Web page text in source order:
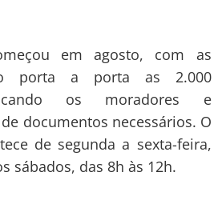
em agosto, com as
porta a porta as 2.000
os moradores e
documentos necessários. O
de segunda a sexta-feira,
sábados, das 8h às 12h.